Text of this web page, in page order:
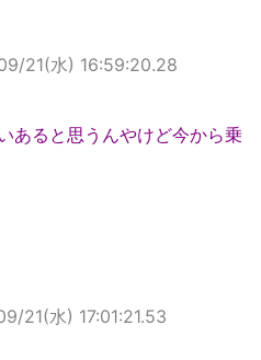
21(水) 16:59:20.28
あると思うんやけど今から乗
21(水) 17:01:21.53